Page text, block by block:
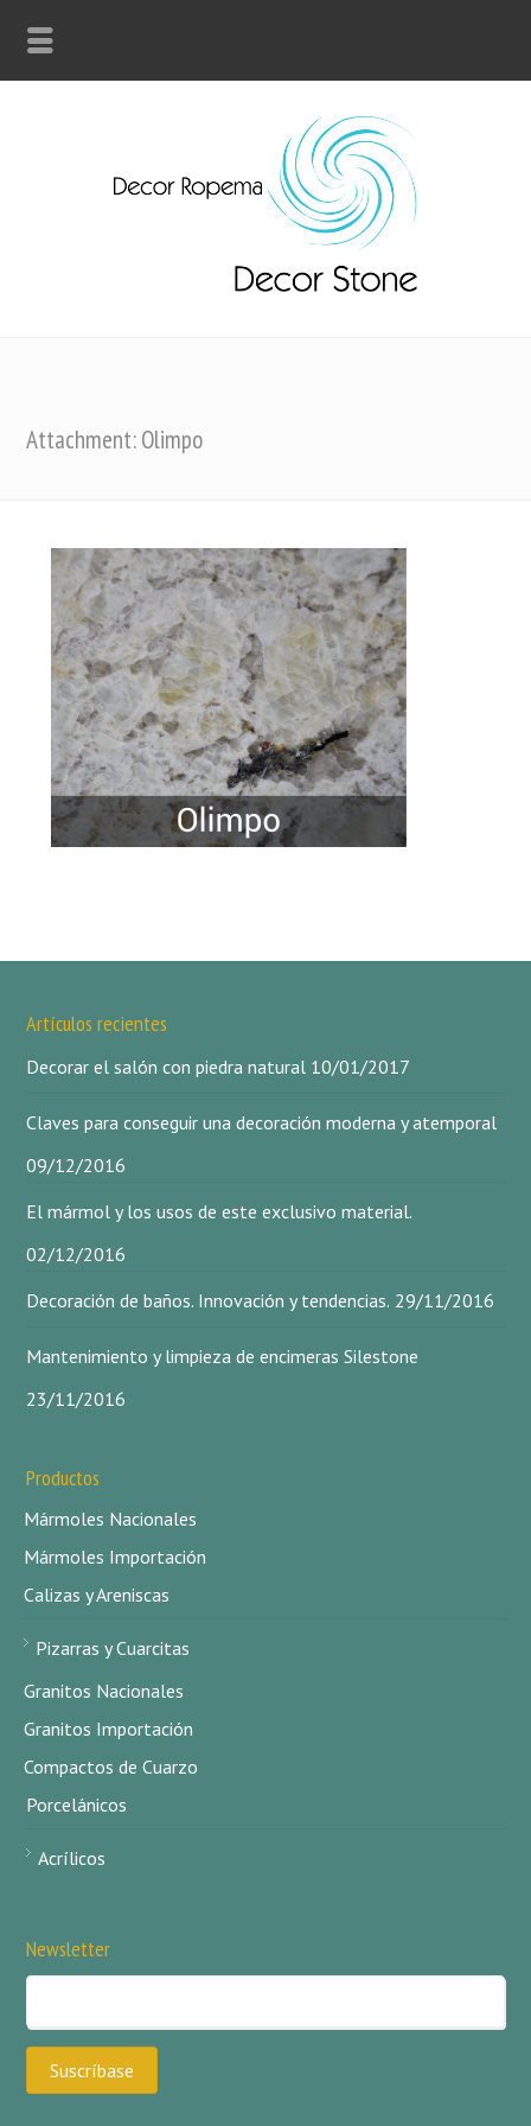
Attachment: Olimpo
Artículos recientes
Decorar el salón con piedra natural 10/01/2017
Claves para conseguir una decoración moderna y atemporal
09/12/2016
El mármol y los usos de este exclusivo material.
02/12/2016
Decoración de baños. Innovación y tendencias. 29/11/2016
Mantenimiento y limpieza de encimeras Silestone
23/11/2016
Productos
Mármoles Nacionales
Mármoles Importación
Calizas y Areniscas
Pizarras y Cuarcitas
Granitos Nacionales
Granitos Importación
Compactos de Cuarzo
Porcelánicos
Acrílicos
Newsletter